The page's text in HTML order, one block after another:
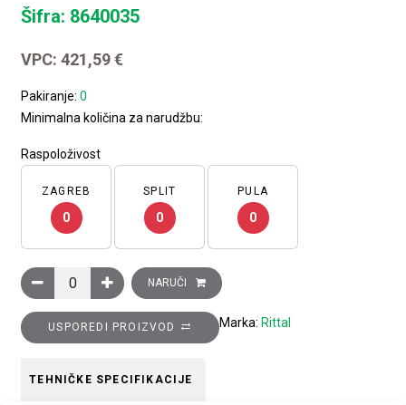
Šifra: 8640035
VPC:421,59€
Pakiranje:0
Minimalna količina za narudžbu:
Raspoloživost
ZAGREB
0
SPLIT
0
PULA
0
VX bočne stranice podnožja 100x1000, pakiranje 2 kom
NARUČI
USPOREDI PROIZVOD Marka: Rittal
TEHNIČKE SPECIFIKACIJE